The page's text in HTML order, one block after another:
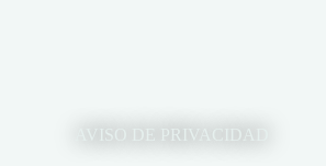
AVISO DE PRIVACIDAD